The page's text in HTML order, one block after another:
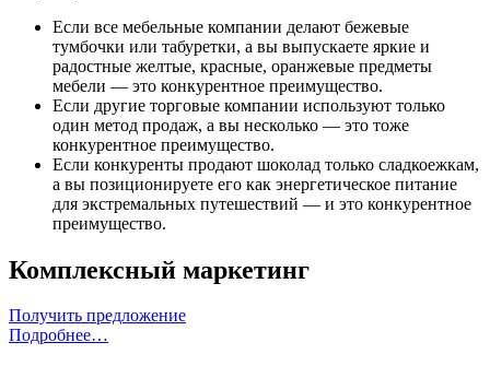
Если все мебельные компании делают бежевые
тумбочки или табуретки, а вы выпускаете яркие и
радостные желтые, красные, оранжевые предметы
мебели — это конкурентное преимущество.
Если другие торговые компании используют только
один метод продаж, а вы несколько — это тоже
конкурентное преимущество.
Если конкуренты продают шоколад только сладкоежкам,
а вы позиционируете его как энергетическое питание
для экстремальных путешествий — и это конкурентное
преимущество.
Комплексный маркетинг
Получить предложение
Подробнее…